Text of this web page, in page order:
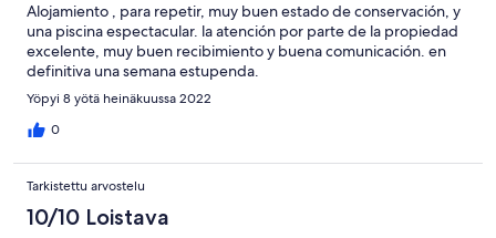
Alojamiento , para repetir, muy buen estado de conservación, y
una piscina espectacular. la atención por parte de la propiedad
excelente, muy buen recibimiento y buena comunicación. en
definitiva una semana estupenda.
Yöpyi 8 yötä heinäkuussa 2022
0
Tarkistettu arvostelu
10/10 Loistava